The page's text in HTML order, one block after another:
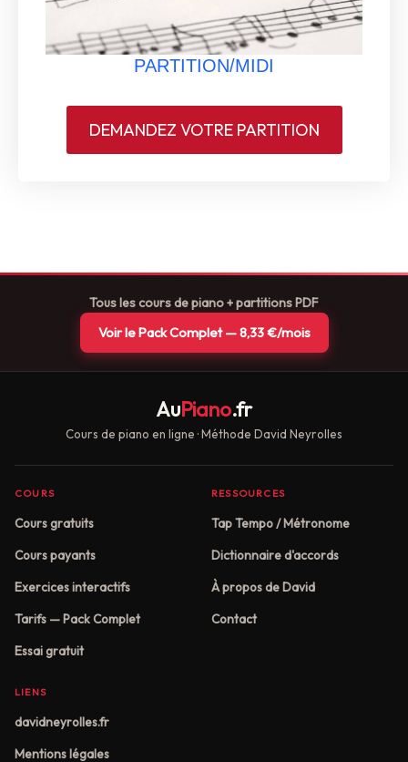
PARTITION/MIDI
DEMANDEZ VOTRE PARTITION
Tous les cours de piano + partitions PDF
Voir le Pack Complet — 8,33 €/mois
AuPiano.fr
Cours de piano en ligne · Méthode David Neyrolles
COURS
Cours gratuits
Cours payants
Exercices interactifs
Tarifs — Pack Complet
Essai gratuit
RESSOURCES
Tap Tempo / Métronome
Dictionnaire d'accords
À propos de David
Contact
LIENS
davidneyrolles.fr
Mentions légales